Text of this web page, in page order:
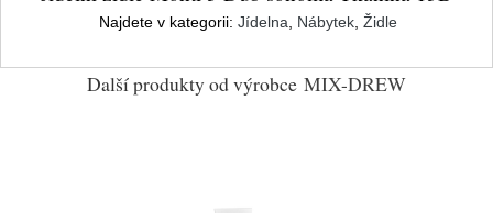
Najdete v kategorii: Jídelna Nábytek, Židle
Další produkty od výrobce MIX-DREW